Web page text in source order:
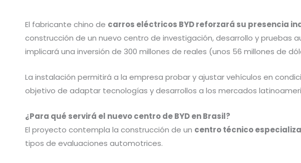
El fabricante chino de carros eléctricos BYD reforzará su presencia
construcción de un nuevo centro de investigación, desarrollo y pruebas
implicará una inversión de 300 millones de reales (unos 56 millones de
La instalación permitirá a la empresa probar y ajustar vehículos en
objetivo de adaptar tecnologías y desarrollos a los mercados
¿Para qué servirá el nuevo centro de BYD en Brasil?
El proyecto contempla la construcción de un centro técnico
tipos de evaluaciones automotrices.